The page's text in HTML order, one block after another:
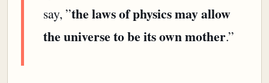
say, ”the laws of physics may allow
the universe to be its own mother.”